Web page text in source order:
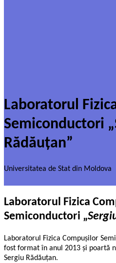
Laboratorul
Semiconductori
Rădăuțan”
Universitatea de Stat din Moldova
Laboratorul Fizica
Semiconductori „
Laboratorul Fizica Compușilor
fost format în anul 2013 și poartă
Sergiu Rădăuțan.